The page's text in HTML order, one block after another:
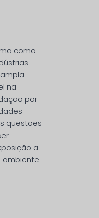
como
na
por
questões
a
ambiente